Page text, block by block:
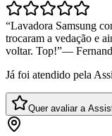
“Lavadora Samsung
trocaram a vedação e
voltar. Top!”—
Já foi atendido pela
Quer avaliar a